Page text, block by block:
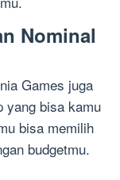
Nominal
Games juga
yang bisa kamu
bisa memilih
budgetmu.